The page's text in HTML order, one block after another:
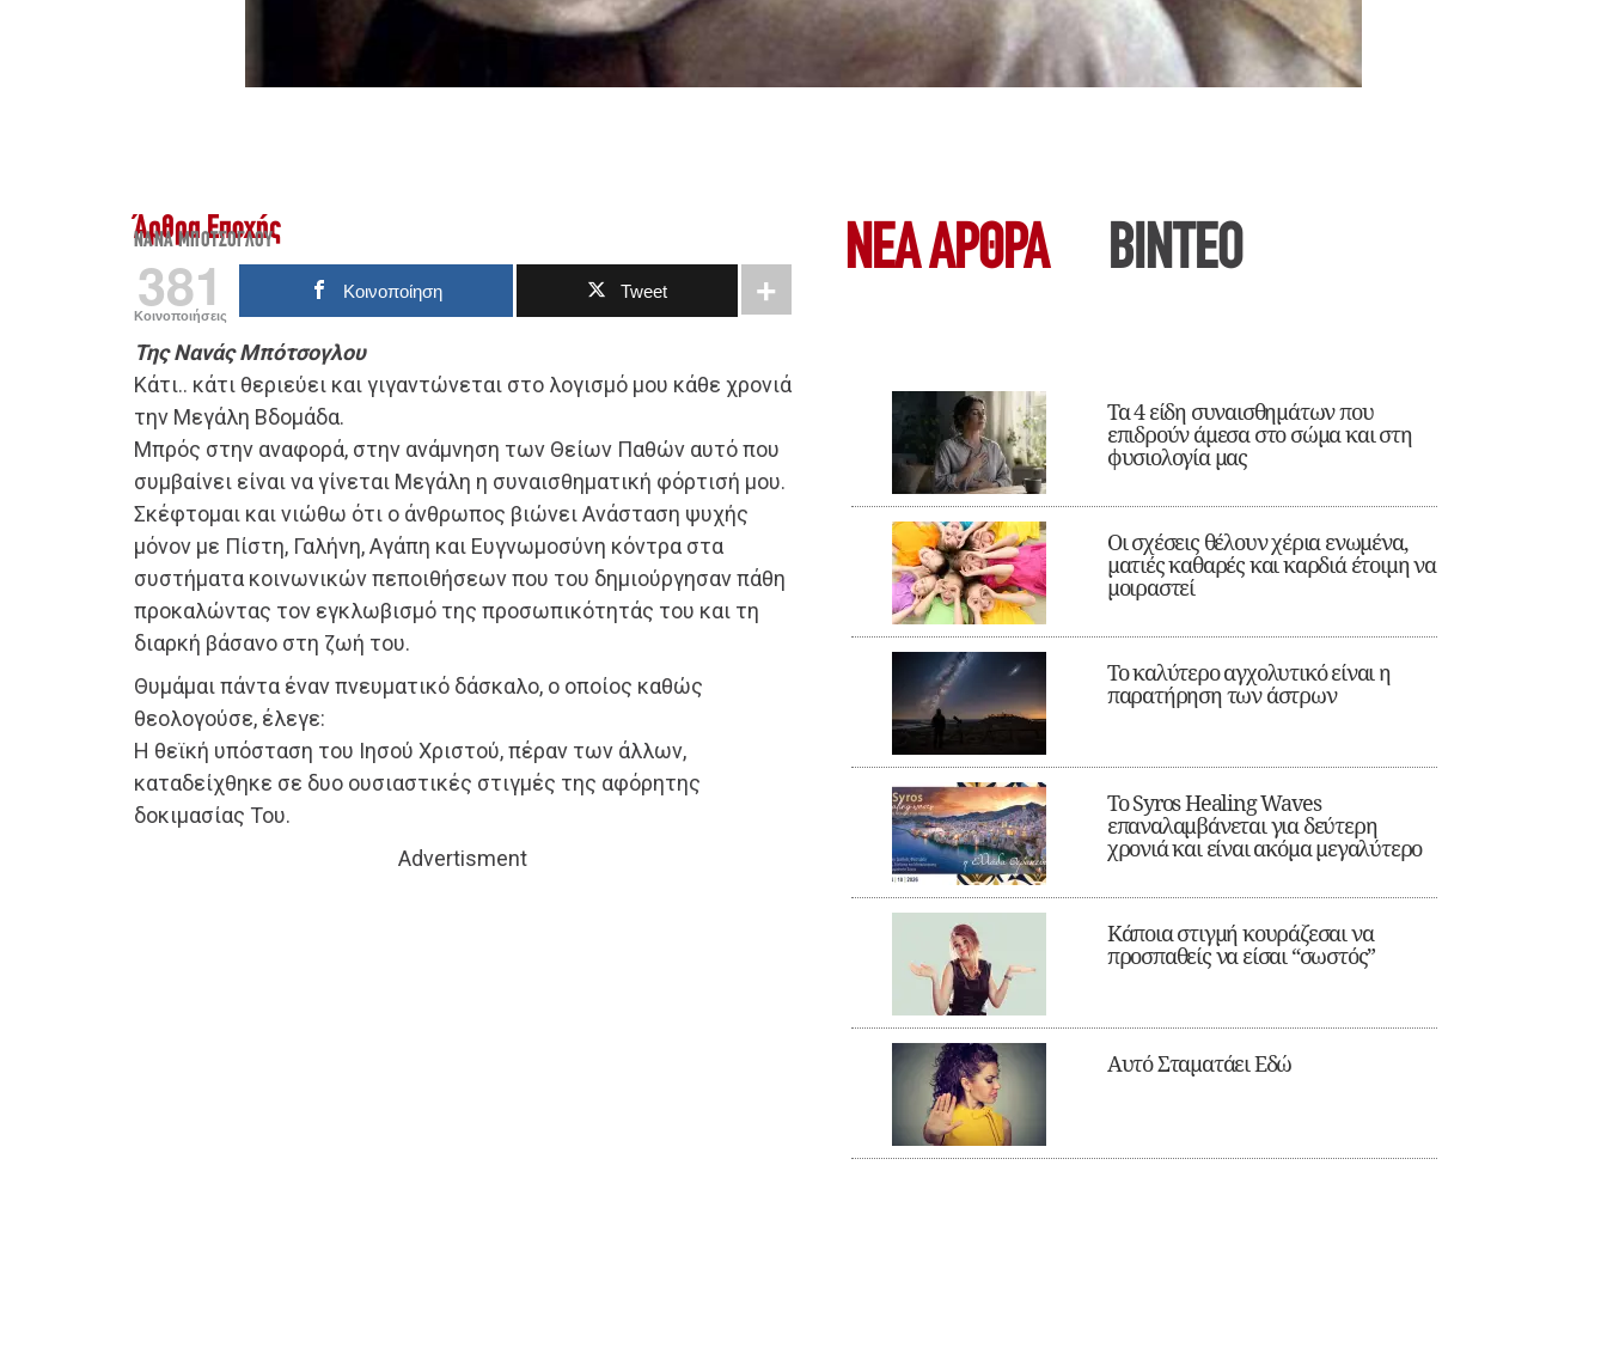
Άρθρα Εποχής
ΝΑΝΆ ΜΠΌΤΣΟΓΛΟΥ
381
Κοινοποιήσεις
Κοινοποίηση Tweet
Της Νανάς Μπότσογλου
Κάτι.. κάτι θεριεύει και γιγαντώνεται στο λογισμό μου κάθε χρονιά
την Μεγάλη Βδομάδα.
Μπρός στην αναφορά, στην ανάμνηση των Θείων Παθών αυτό που
συμβαίνει είναι να γίνεται Μεγάλη η συναισθηματική φόρτισή μου.
Σκέφτομαι και νιώθω ότι ο άνθρωπος βιώνει Ανάσταση ψυχής
μόνον με Πίστη, Γαλήνη, Αγάπη και Ευγνωμοσύνη κόντρα στα
συστήματα κοινωνικών πεποιθήσεων που του δημιούργησαν πάθη
προκαλώντας τον εγκλωβισμό της προσωπικότητάς του και τη
διαρκή βάσανο στη ζωή του.
Θυμάμαι πάντα έναν πνευματικό δάσκαλο, ο οποίος καθώς
θεολογούσε, έλεγε:
Η θεϊκή υπόσταση του Ιησού Χριστού, πέραν των άλλων,
καταδείχθηκε σε δυο ουσιαστικές στιγμές της αφόρητης
δοκιμασίας Του.
Advertisment
ΝΕΑ ΆΡΘΡΑ ΒΙΝΤΕΟ
Τα 4 είδη συναισθημάτων που
επιδρούν άμεσα στο σώμα και στη
φυσιολογία μας
Οι σχέσεις θέλουν χέρια ενωμένα,
ματιές καθαρές και καρδιά έτοιμη να
μοιραστεί
Το καλύτερο αγχολυτικό είναι η
παρατήρηση των άστρων
Το Syros Healing Waves
επαναλαμβάνεται για δεύτερη
χρονιά και είναι ακόμα μεγαλύτερο
Κάποια στιγμή κουράζεσαι να
προσπαθείς να είσαι “σωστός”
Αυτό Σταματάει Εδώ